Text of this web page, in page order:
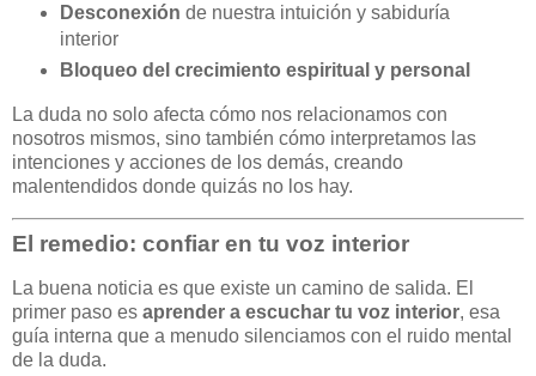
Desconexión de nuestra intuición y sabiduría
interior
Bloqueo del crecimiento espiritual y personal
La duda no solo afecta cómo nos relacionamos con
nosotros mismos, sino también cómo interpretamos las
intenciones y acciones de los demás, creando
malentendidos donde quizás no los hay.
El remedio: confiar en tu voz interior
La buena noticia es que existe un camino de salida. El
primer paso es aprender a escuchar tu voz interior, esa
guía interna que a menudo silenciamos con el ruido mental
de la duda.